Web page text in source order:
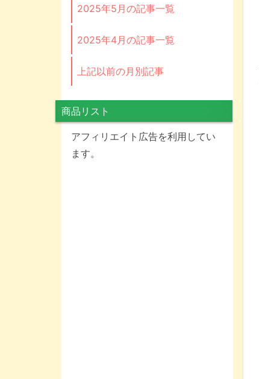
2025年5月の記事一覧
2025年4月の記事一覧
上記以前の月別記事
商品リスト
アフィリエイト広告を利用してい
ます。